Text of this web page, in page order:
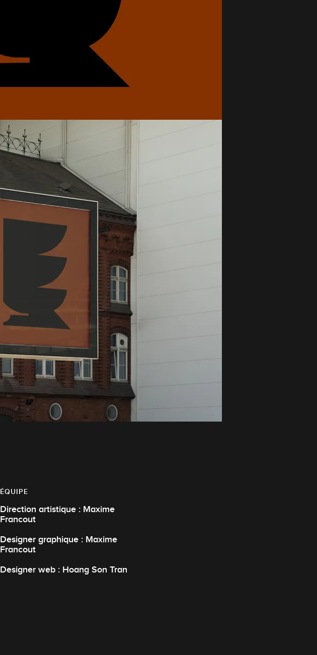
ÉQUIPE
Direction artistique : Maxime
Francout
Designer graphique : Maxime
Francout
Designer web : Hoang Son Tran